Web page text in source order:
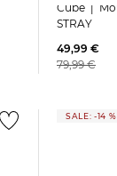
Cube | Mountainbike-Helm
STRAY
49,99 €
79,99 €
SALE: -14 %